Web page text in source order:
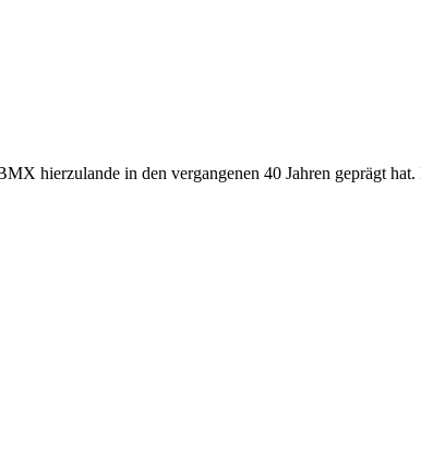
hierzulande in den vergangenen 40 Jahren geprägt